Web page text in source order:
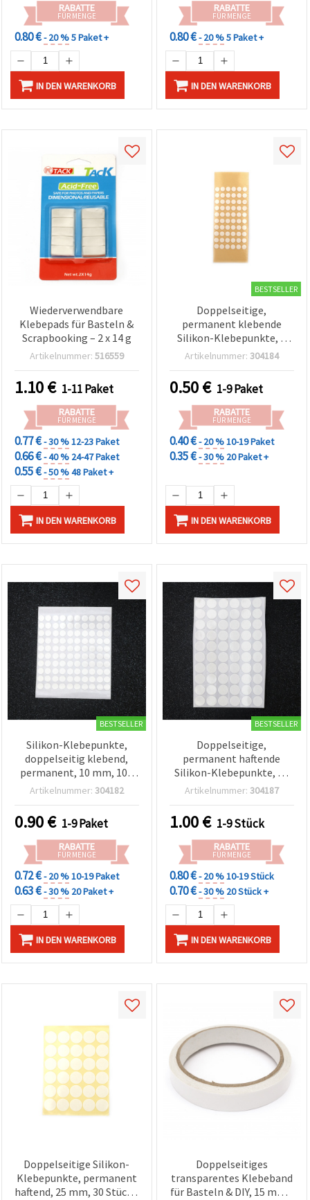
widerrufen.
Impressum
Datenschutzerklärung
Cookie-
Richtlinie
Alle
Cookie-
RABATTE
FÜR MENGE
0.80 €- 20 %5 Paket +
IN DEN WARENKORB
RABATTE
FÜR MENGE
0.80 €- 20 %5 Paket +
IN DEN WARENKORB
Wiederverwendbare
Klebepads für Basteln &
Scrapbooking – 2 x 14 g
Artikelnummer: 516559
1.10€ 1-11 Paket
RABATTE
FÜR MENGE
0.77 €- 30 %12-23 Paket
0.66 €- 40 % 24-47 Paket
0.55 €- 50 %48 Paket +
IN DEN WARENKORB
BESTSELLER
Doppelseitige,
permanent klebende
Silikon-Klebepunkte, 5
mm, 60 Stück - 1 Bogen
Artikelnummer: 304184
0.50€ 1-9 Paket
RABATTE
FÜR MENGE
0.40 €- 20 %10-19 Paket
0.35 €- 30 % 20 Paket +
IN DEN WARENKORB
BESTSELLER
Silikon-Klebepunkte,
doppelseitig klebend,
permanent, 10 mm, 100
Stück – 1 Bogen
Artikelnummer: 304182
0.90€ 1-9 Paket
RABATTE
FÜR MENGE
0.72 €- 20 %10-19 Paket
0.63 €- 30 % 20 Paket +
IN DEN WARENKORB
BESTSELLER
Doppelseitige,
permanent haftende
Silikon-Klebepunkte, 15
mm, 60 Stück – 1 Bogen
Artikelnummer: 304187
1.00€ 1-9 Stück
RABATTE
FÜR MENGE
0.80 €- 20 %10-19 Stück
0.70 €- 30 % 20 Stück +
IN DEN WARENKORB
Doppelseitige Silikon-
Klebepunkte, permanent
haftend, 25 mm, 30 Stück -
Doppelseitiges
transparentes Klebeband
für Basteln & DIY, 15 mm x